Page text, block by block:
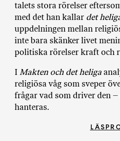
talets stora rörelser
med det han kallar det
uppdelningen mellan
inte bara skänker livet
politiska rörelser kraft och
I Makten och det heliga
religiösa våg som sveper
frågar vad som driver den
hanteras.